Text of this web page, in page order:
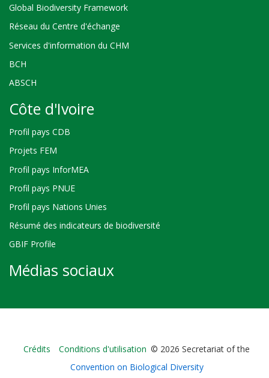
Global Biodiversity Framework
Réseau du Centre d'échange
Services d'information du CHM
BCH
ABSCH
Côte d'Ivoire
Profil pays CDB
Projets FEM
Profil pays InforMEA
Profil pays PNUE
Profil pays Nations Unies
Résumé des indicateurs de biodiversité
GBIF Profile
Médias sociaux
Bioland
-
Crédits Conditions d'utilisation © 2026 Secretariat of the
Convention on Biological Diversity